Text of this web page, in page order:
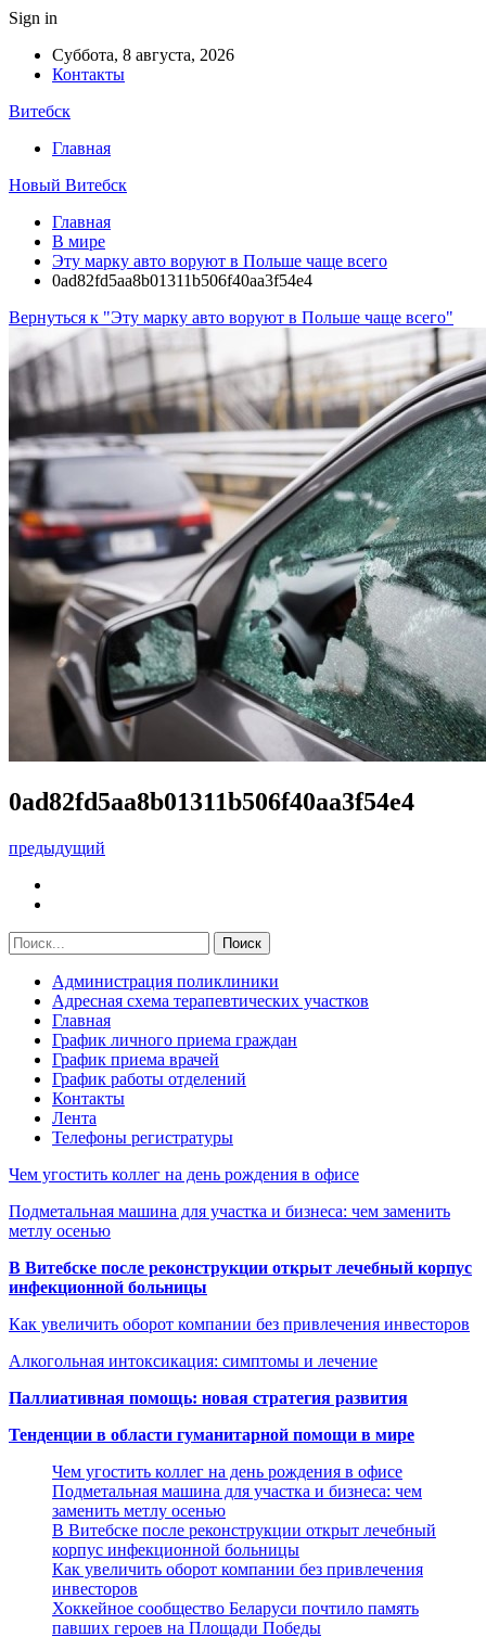
Sign in
Суббота, 8 августа, 2026
Контакты
Витебск
Главная
Новый Витебск
Главная
В мире
Эту марку авто воруют в Польше чаще всего
0ad82fd5aa8b01311b506f40aa3f54e4
Вернуться к "Эту марку авто воруют в Польше чаще всего"
0ad82fd5aa8b01311b506f40aa3f54e4
предыдущий
Администрация поликлиники
Адресная схема терапевтических участков
Главная
График личного приема граждан
График приема врачей
График работы отделений
Контакты
Лента
Телефоны регистратуры
Чем угостить коллег на день рождения в офисе
Подметальная машина для участка и бизнеса: чем заменить
метлу осенью
В Витебске после реконструкции открыт лечебный корпус
инфекционной больницы
Как увеличить оборот компании без привлечения инвесторов
Алкогольная интоксикация: симптомы и лечение
Паллиативная помощь: новая стратегия развития
Тенденции в области гуманитарной помощи в мире
Чем угостить коллег на день рождения в офисе
Подметальная машина для участка и бизнеса: чем
заменить метлу осенью
В Витебске после реконструкции открыт лечебный
корпус инфекционной больницы
Как увеличить оборот компании без привлечения
инвесторов
Хоккейное сообщество Беларуси почтило память
павших героев на Площади Победы